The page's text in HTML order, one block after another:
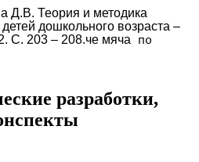
Д.В. Теория и методика
дошкольного возраста –
С. 203 – 208.че мяча по
разработки,